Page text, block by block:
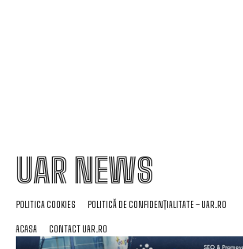
UAR NEWS
POLITICA COOKIES POLITICĂ DE CONFIDENȚIALITATE – UAR.RO
ACASA CONTACT UAR.RO